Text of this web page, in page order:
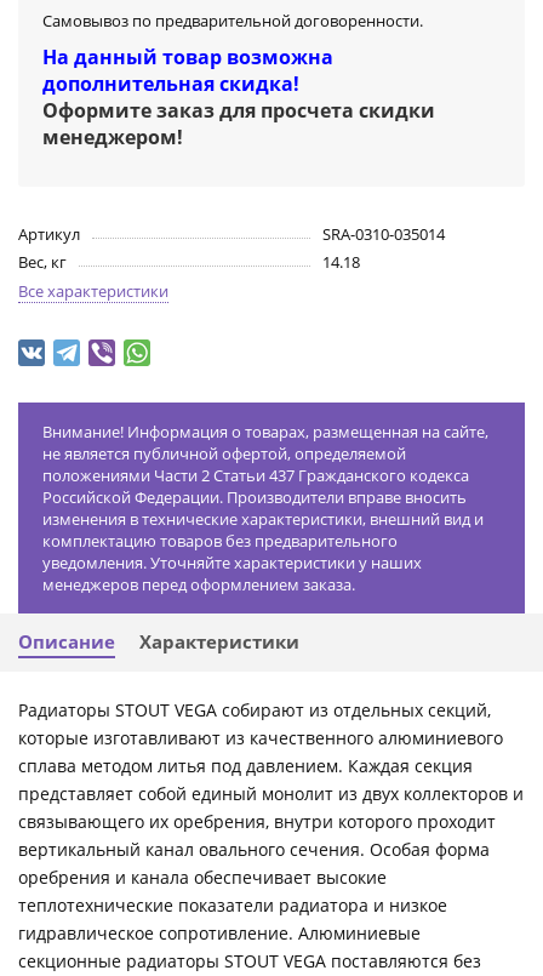
Самовывоз по предварительной договоренности.
На данный товар возможна
дополнительная скидка!
Оформите заказ для просчета скидки
менеджером!
Артикул
SRA-0310-035014
Вес, кг
14.18
Все характеристики
Внимание! Информация о товарах, размещенная на сайте,
не является публичной офертой, определяемой
положениями Части 2 Статьи 437 Гражданского кодекса
Российской Федерации. Производители вправе вносить
изменения в технические характеристики, внешний вид и
комплектацию товаров без предварительного
уведомления. Уточняйте характеристики у наших
менеджеров перед оформлением заказа.
Описание Характеристики
Радиаторы STOUT VEGA собирают из отдельных секций,
которые изготавливают из качественного алюминиевого
сплава методом литья под давлением. Каждая секция
представляет собой единый монолит из двух коллекторов и
связывающего их оребрения, внутри которого проходит
вертикальный канал овального сечения. Особая форма
оребрения и канала обеспечивает высокие
теплотехнические показатели радиатора и низкое
гидравлическое сопротивление. Алюминиевые
секционные радиаторы STOUT VEGA поставляются без